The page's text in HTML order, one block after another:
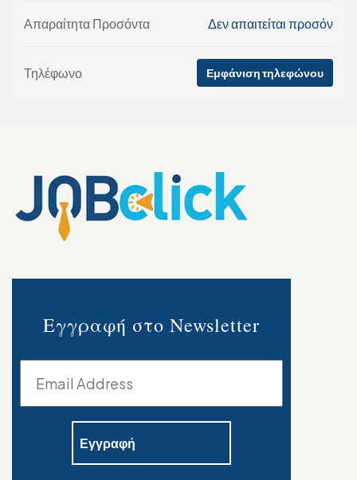
Απαραίτητα Προσόντα Δεν απαιτείται προσόν
Τηλέφωνο Εμφάνιση τηλεφώνου
Εγγραφή στο Newsletter